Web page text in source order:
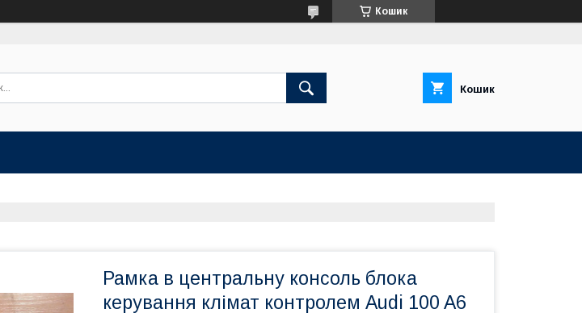
Кошик
Кошик
Рамка в центральну консоль блока
керування клімат контролем Audi 100 A6